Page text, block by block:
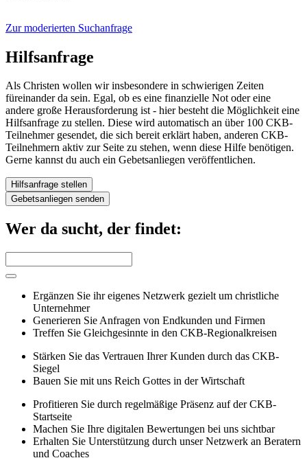
Zur moderierten Suchanfrage
Hilfsanfrage
Als Christen wollen wir insbesondere in schwierigen Zeiten
füreinander da sein. Egal, ob es eine finanzielle Not oder eine
andere große Herausforderung ist - hier besteht die Möglichkeit eine
Hilfsanfrage zu stellen. Diese wird automatisch an über 100 CKB-
Teilnehmer gesendet, die sich bereit erklärt haben, anderen CKB-
Teilnehmern aktiv zur Seite zu stehen, wenn diese Hilfe benötigen.
Gerne kannst du auch ein Gebetsanliegen veröffentlichen.
Hilfsanfrage stellen
Gebetsanliegen senden
Wer da sucht, der findet:
Ergänzen Sie ihr eigenes Netzwerk gezielt um christliche
Unternehmer
Generieren Sie Anfragen von Endkunden und Firmen
Treffen Sie Gleichgesinnte in den CKB-Regionalkreisen
Stärken Sie das Vertrauen Ihrer Kunden durch das CKB-
Siegel
Bauen Sie mit uns Reich Gottes in der Wirtschaft
Profitieren Sie durch regelmäßige Präsenz auf der CKB-
Startseite
Machen Sie Ihre digitalen Bewertungen bei uns sichtbar
Erhalten Sie Unterstützung durch unser Netzwerk an Beratern
und Coaches